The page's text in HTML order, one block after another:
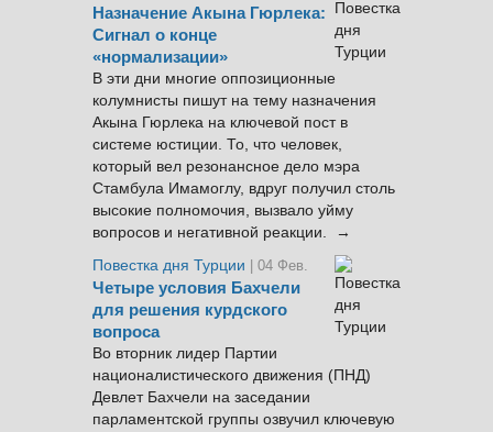
Назначение Акына Гюрлека:
Сигнал о конце
«нормализации»
В эти дни многие оппозиционные
колумнисты пишут на тему назначения
Акына Гюрлека на ключевой пост в
системе юстиции. То, что человек,
который вел резонансное дело мэра
Стамбула Имамоглу, вдруг получил столь
высокие полномочия, вызвало уйму
вопросов и негативной реакции. →
Повестка дня Турции
| 04 Фев.
Четыре условия Бахчели
для решения курдского
вопроса
Во вторник лидер Партии
националистического движения (ПНД)
Девлет Бахчели на заседании
парламентской группы озвучил ключевую